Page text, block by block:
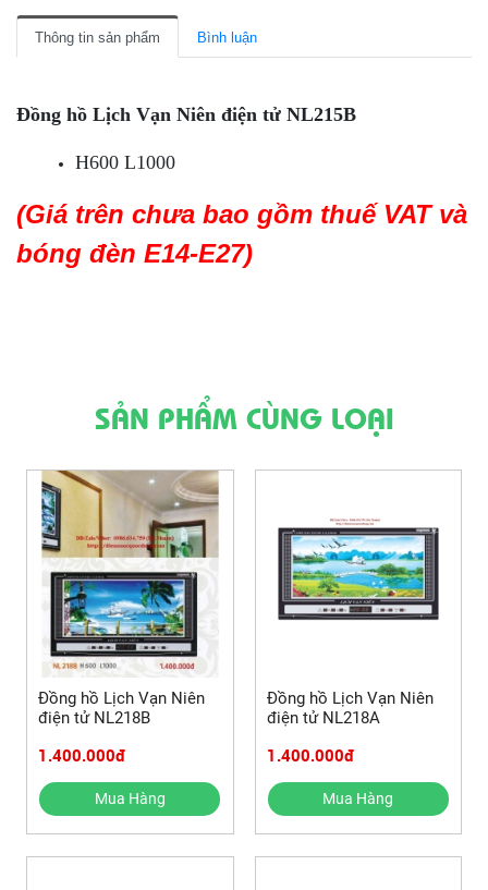
Thông tin sản phẩm Bình luận
Đồng hồ Lịch Vạn Niên điện tử NL215B
H600 L1000
(Giá trên chưa bao gồm thuế VAT và
bóng đèn E14-E27)
SẢN PHẨM CÙNG LOẠI
Đồng hồ Lịch Vạn Niên
điện tử NL218B
1.400.000đ
Mua Hàng
Đồng hồ Lịch Vạn Niên
điện tử NL218A
1.400.000đ
Mua Hàng